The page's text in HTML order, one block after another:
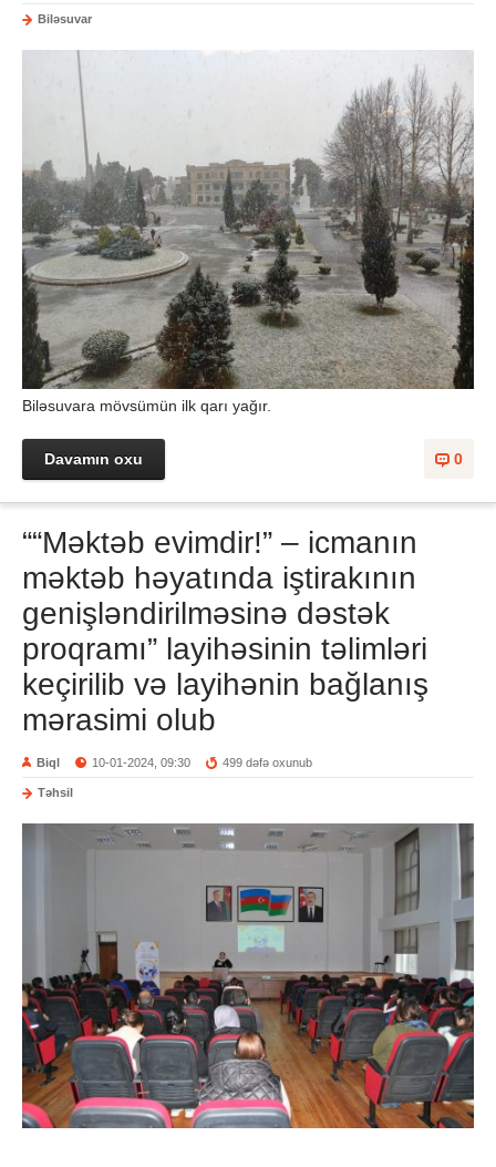
Biləsuvar
Biləsuvara mövsümün ilk qarı yağır.
0
Davamın oxu
““Məktəb evimdir!” – icmanın
məktəb həyatında iştirakının
genişləndirilməsinə dəstək
proqramı” layihəsinin təlimləri
keçirilib və layihənin bağlanış
mərasimi olub
Biql 10-01-2024, 09:30 499 dəfə oxunub
Təhsil